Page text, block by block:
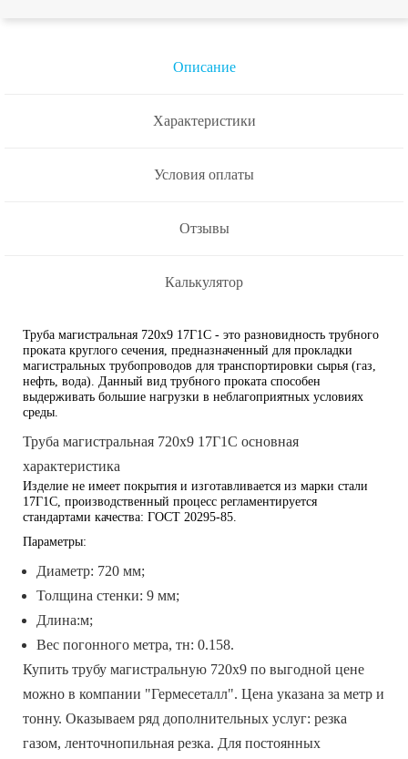
Описание
Характеристики
Условия оплаты
Отзывы
Калькулятор
Труба магистральная 720х9 17Г1С - это разновидность трубного
проката круглого сечения, предназначенный для прокладки
магистральных трубопроводов для транспортировки сырья (газ,
нефть, вода). Данный вид трубного проката способен
выдерживать большие нагрузки в неблагоприятных условиях
среды.
Труба магистральная 720х9 17Г1С основная
характеристика
Изделие не имеет покрытия и изготавливается из марки стали
17Г1С, производственный процесс регламентируется
стандартами качества: ГОСТ 20295-85.
Параметры:
Диаметр: 720 мм;
Толщина стенки: 9 мм;
Длина:м;
Вес погонного метра, тн: 0.158.
Купить трубу магистральную 720х9 по выгодной цене
можно в компании "Гермесеталл". Цена указана за метр и
тонну. Оказываем ряд дополнительных услуг: резка
газом, ленточнопильная резка. Для постоянных